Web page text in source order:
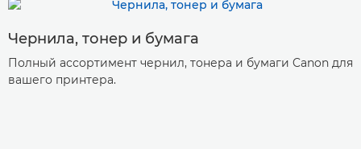
Чернила, тонер и бумага
Полный ассортимент чернил, тонера и бумаги Canon для
вашего принтера.